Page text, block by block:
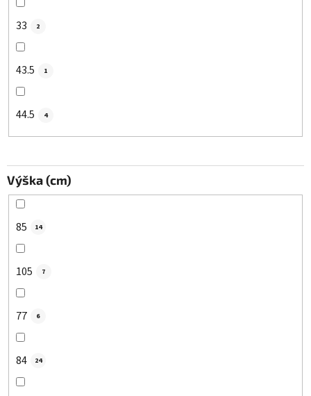
33 2
43.5 1
44.5 4
Výška (cm)
85 14
105 7
77 6
84 24